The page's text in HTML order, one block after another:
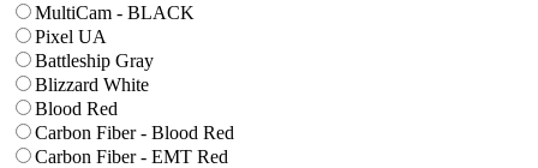
MultiCam - BLACK
Pixel UA
Battleship Gray
Blizzard White
Blood Red
Carbon Fiber - Blood Red
Carbon Fiber - EMT Red